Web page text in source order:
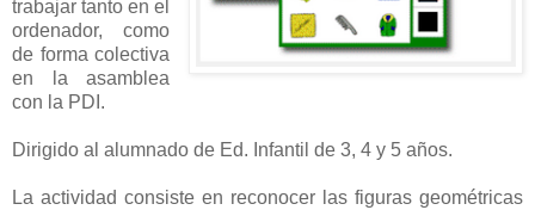
trabajar tanto en el
ordenador, como
de forma colectiva
en la asamblea
con la PDI.
Dirigido al alumnado de Ed. Infantil de 3, 4 y 5 años.
La actividad consiste en reconocer las figuras geométricas